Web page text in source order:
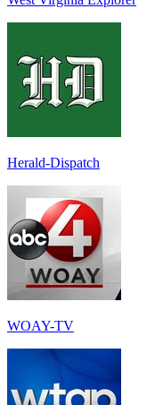
Herald-Dispatch
WOAY-TV